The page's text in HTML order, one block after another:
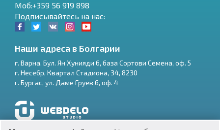
$
Моб:+359 56 919 898
Подписывайтесь на нас:
Наши адреса в Болгарии
г. Варна, Бул. Ян Хунияди 6, база Сортови Семена, оф. 5
г. Несебр, Квартал Стадиона, 34, 8230
г. Бургас, ул. Даме Груев 6, оф. 4